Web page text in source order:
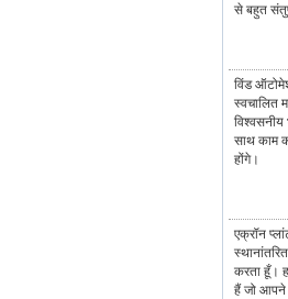
से बहुत
विंड
स्वचालित
साथ काम
होंगे।
एक्रॉन
करता हूँ।
हैं जो आपने